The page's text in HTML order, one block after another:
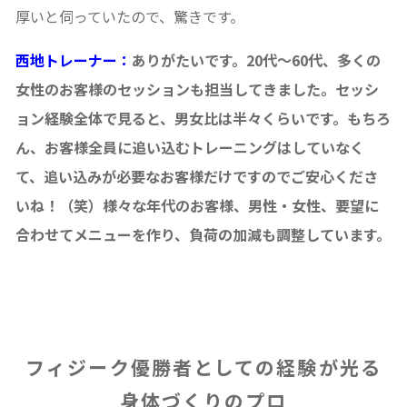
厚いと伺っていたので、驚きです。
西地トレーナー： ありがたいです。20代〜60代、多くの
女性のお客様のセッションも担当してきました。セッシ
ョン経験全体で見ると、男女比は半々くらいです。もちろ
ん、お客様全員に追い込むトレーニングはしていなく
て、追い込みが必要なお客様だけですのでご安心くださ
いね！（笑）様々な年代のお客様、男性・女性、要望に
合わせてメニューを作り、負荷の加減も調整しています。
フィジーク優勝者としての経験が光る
身体づくりのプロ